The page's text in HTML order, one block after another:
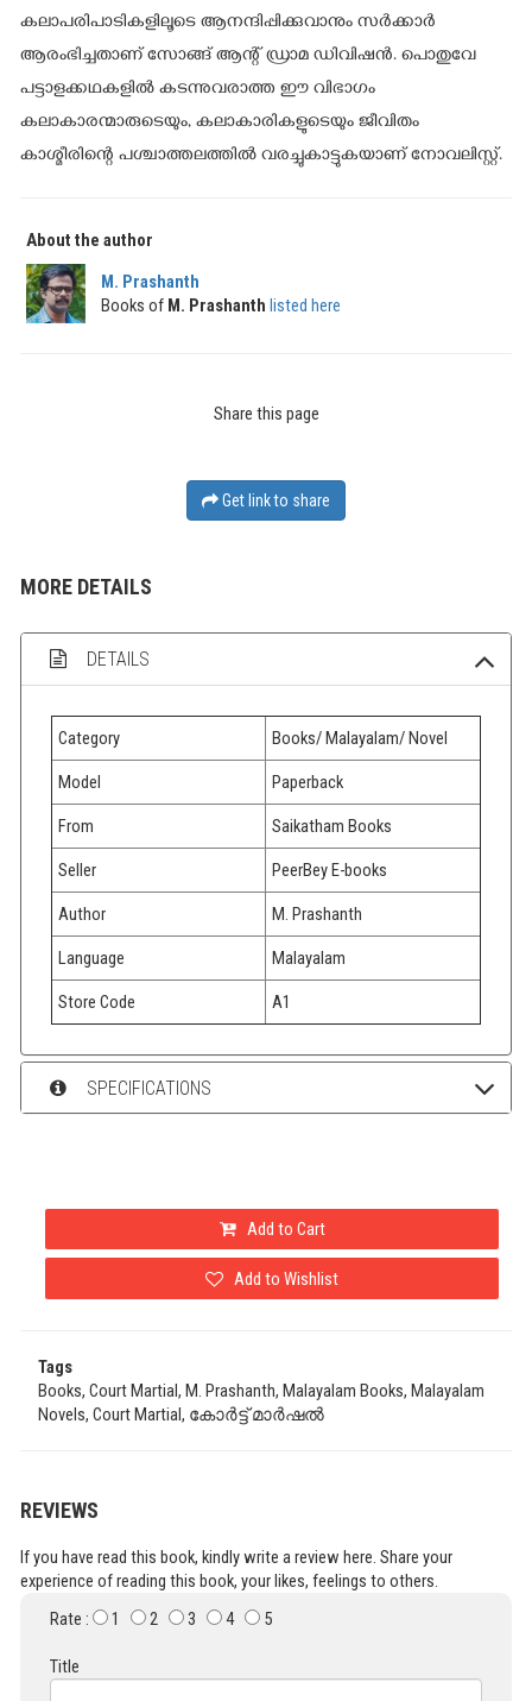
കലാപരിപാടികളിലൂടെ ആനന്ദിപ്പിക്കുവാനും സർക്കാർ
ആരംഭിച്ചതാണ് സോങ്ങ് ആന്റ് ഡ്രാമ ഡിവിഷന്‍. പൊതുവേ
പട്ടാളക്കഥകളില്‍ കടന്നുവരാത്ത ഈ വിഭാഗം
കലാകാരന്മാരുടെയും, കലാകാരികളുടെയും ജീവിതം
കാശ്മീരിന്റെ പശ്ചാത്തലത്തില്‍ വരച്ചുകാട്ടുകയാണ് നോവലിസ്റ്റ്.
About the author
M. Prashanth
Books of M. Prashanth listed here
Share this page
Get link to share
MORE DETAILS
DETAILS
Category Books/ Malayalam/ Novel
Model Paperback
From Saikatham Books
Seller PeerBey E-books
Author M. Prashanth
Language Malayalam
Store Code A1
SPECIFICATIONS
Add to Cart
Add to Wishlist
Tags
Books, Court Martial, M. Prashanth, Malayalam Books, Malayalam
Novels, Court Martial, കോർട്ട് മാർഷൽ
REVIEWS
If you have read this book, kindly write a review here. Share your
experience of reading this book, your likes, feelings to others.
Rate :
1 2 3 4 5
Title